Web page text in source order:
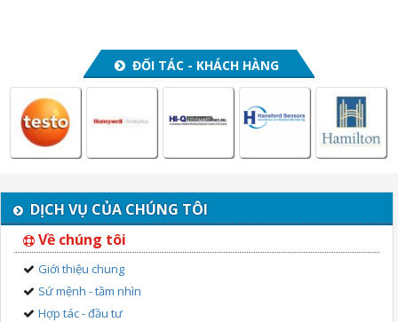
ĐỐI TÁC - KHÁCH HÀNG
DỊCH VỤ CỦA CHÚNG TÔI
Về chúng tôi
Giới thiệu chung
Sứ mệnh - tầm nhìn
Hợp tác - đầu tư